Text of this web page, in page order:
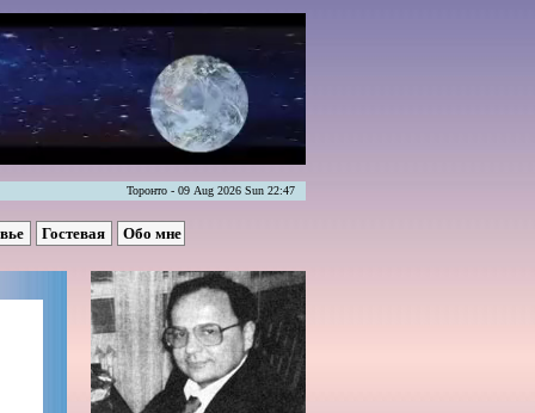
Торонто - 09 Aug 2026 Sun 22:47
Гостевая Обо мне